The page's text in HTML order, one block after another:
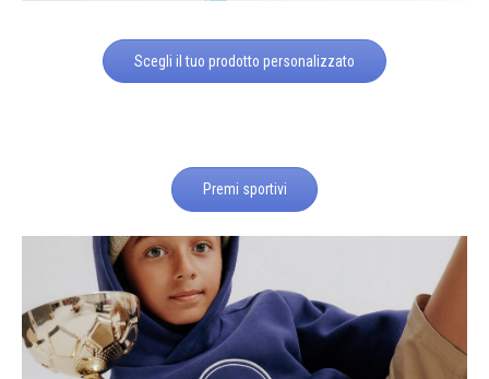
Scegli il tuo prodotto personalizzato
Premi sportivi